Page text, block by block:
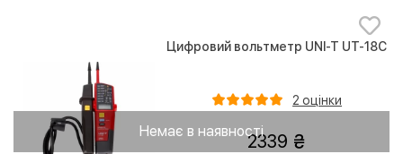
Немає в наявності
Цифровий вольтметр UNI-T UT-18C
2 оцінки
2339